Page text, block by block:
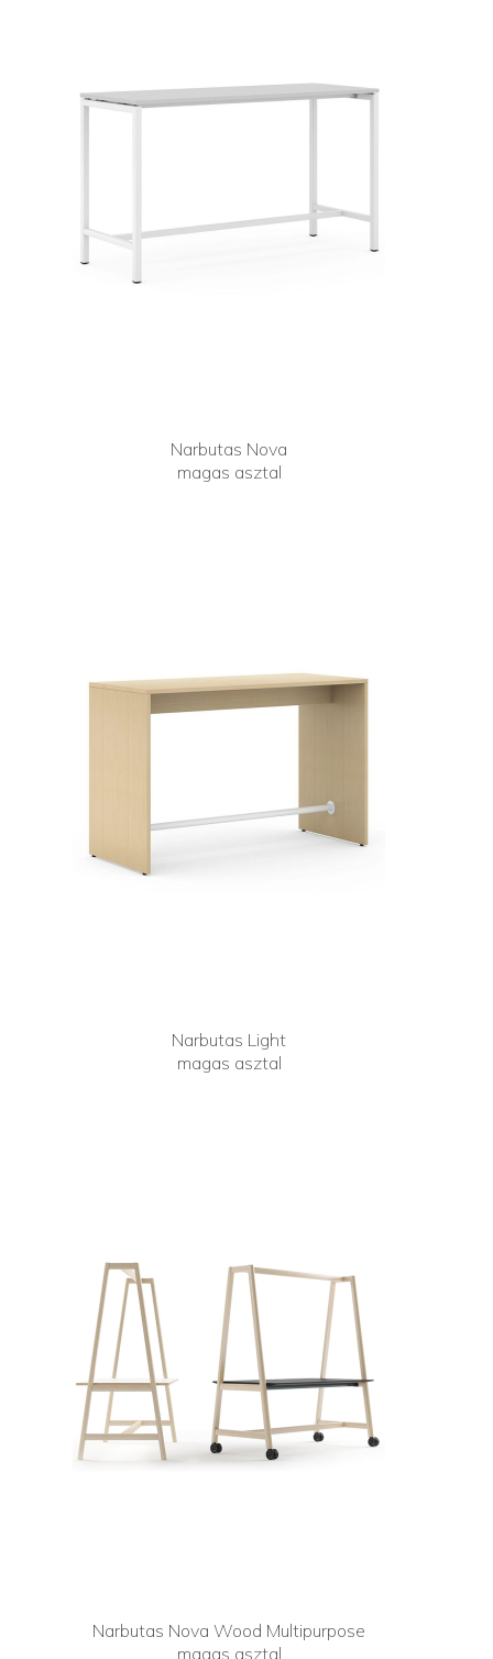
Narbutas Nova
magas asztal
Narbutas Light
magas asztal
Narbutas Nova Wood Multipurpose
magas asztal